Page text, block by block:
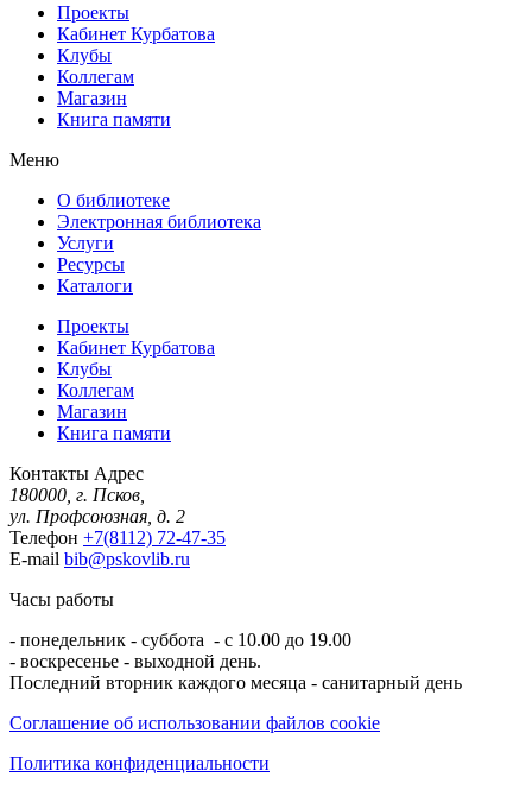
Проекты
Кабинет Курбатова
Клубы
Коллегам
Магазин
Книга памяти
Меню
О библиотеке
Электронная библиотека
Услуги
Ресурсы
Каталоги
Проекты
Кабинет Курбатова
Клубы
Коллегам
Магазин
Книга памяти
Контакты Адрес
180000, г. Псков,
ул. Профсоюзная, д. 2
Телефон +7(8112) 72-47-35
E-mail bib@pskovlib.ru
Часы работы
- понедельник - суббота - с 10.00 до 19.00
- воскресенье - выходной день.
Последний вторник каждого месяца - санитарный день
Соглашение об использовании файлов cookie
Политика конфиденциальности